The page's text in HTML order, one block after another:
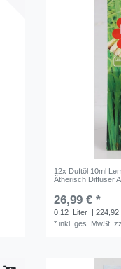
12x Duftöl 10ml
Ätherisch Diffuser
26,99 € *
0.12 Liter
|
*inkl. ges. MwSt.